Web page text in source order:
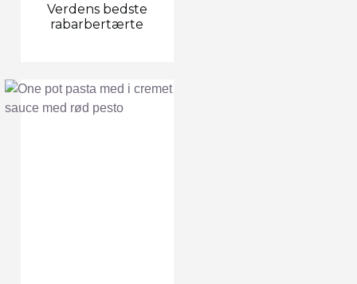
Verdens bedste
rabarbertærte